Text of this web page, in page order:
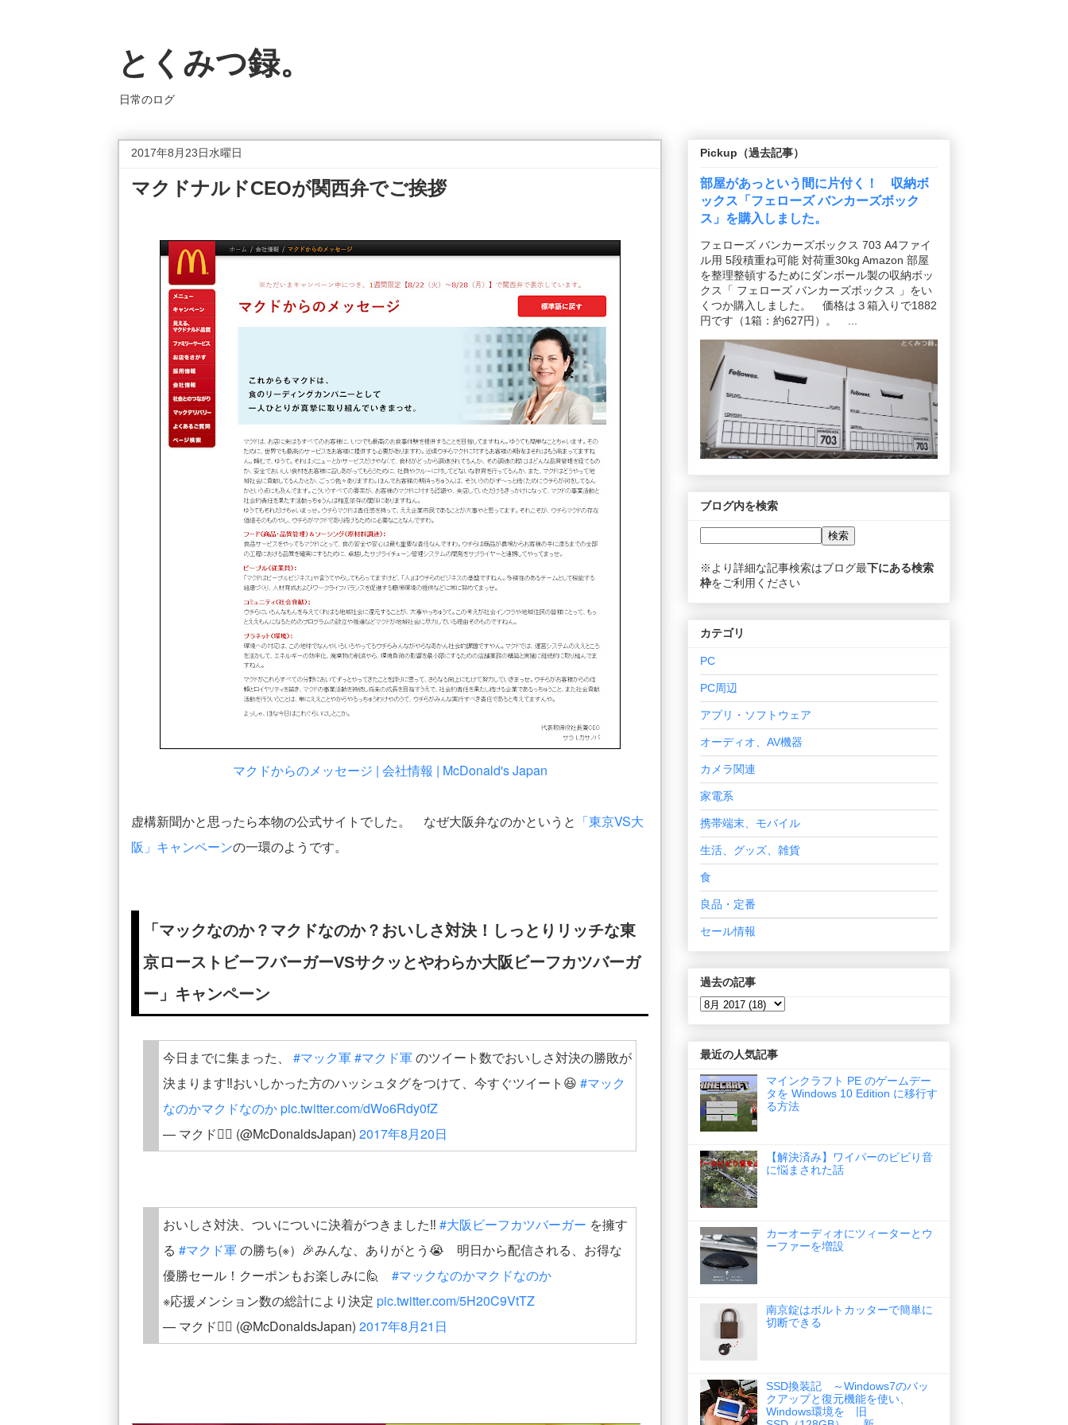
とくみつ録。
日常のログ
2017年8月23日水曜日
マクドナルドCEOが関西弁でご挨拶
マクドからのメッセージ | 会社情報 | McDonald's Japan
虚構新聞かと思ったら本物の公式サイトでした。 なぜ大阪弁なのかというと 「東京VS大
阪」キャンペーンの一環のようです。
「マックなのか？マクドなのか？おいしさ対決！しっとりリッチな東
京ローストビーフバーガーVSサクッとやわらか大阪ビーフカツバーガ
ー」キャンペーン
今日までに集まった、 #マック軍#マクド軍のツイート数でおいしさ対決の勝敗が
決まります‼️おいしかった方のハッシュタグをつけて、今すぐツイート😆 #マック
なのかマクドなのかpic.twitter.com/dWo6Rdy0fZ
— マクド✌🏻 (@McDonaldsJapan) 2017年8月20日
おいしさ対決、ついについに決着がつきました‼️ #大阪ビーフカツバーガー を擁す
る #マクド軍の勝ち(※）🎉みんな、ありがとう😭 明日から配信される、お得な
優勝セール！クーポンもお楽しみに🙋 #マックなのかマクドなのか
※応援メンション数の総計により決定 pic.twitter.com/5H20C9VtTZ
— マクド✌🏻 (@McDonaldsJapan) 2017年8月21日
Pickup（過去記事）
部屋があっという間に片付く！ 収納ボ
ックス「フェローズ バンカーズボック
ス」を購入しました。
フェローズ バンカーズボックス 703 A4ファイ
ル用 5段積重ね可能 対荷重30kg Amazon 部屋
を整理整頓するためにダンボール製の収納ボッ
クス「 フェローズ バンカーズボックス 」をい
くつか購入しました。 価格は３箱入りで1882
円です（1箱：約627円）。 ...
ブログ内を検索
※より詳細な記事検索はブログ最下にある検索
枠をご利用ください
カテゴリ
PC
PC周辺
アプリ・ソフトウェア
オーディオ、AV機器
カメラ関連
家電系
携帯端末、モバイル
生活、グッズ、雑貨
食
良品・定番
セール情報
過去の記事
最近の人気記事
マインクラフト PE のゲームデー
タを Windows 10 Edition に移行す
る方法
【解決済み】ワイパーのビビり音
に悩まされた話
カーオーディオにツィーターとウ
ーファーを増設
南京錠はボルトカッターで簡単に
切断できる
SSD換装記 ～Windows7のバッ
クアップと復元機能を使い、
Windows環境を 旧